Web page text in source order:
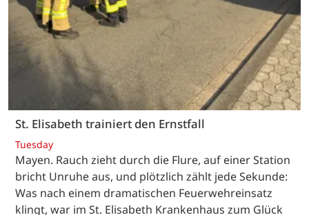
St. Elisabeth trainiert den Ernstfall
Tuesday
Mayen. Rauch zieht durch die Flure, auf einer Station
bricht Unruhe aus, und plötzlich zählt jede Sekunde:
Was nach einem dramatischen Feuerwehreinsatz
klingt, war im St. Elisabeth Krankenhaus zum Glück